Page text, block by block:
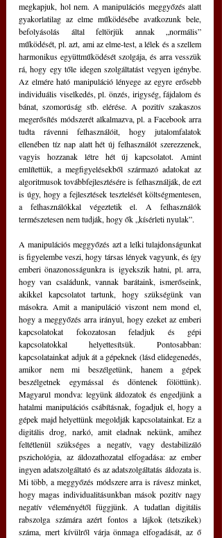
megkapjuk, hol nem. A manipulációs meggyőzés alatt
gyakorlatilag az elme működésébe avatkozunk bele,
befolyásolás által feltörjük annak „normális”
működését, pl. azt, ami az elme-test, a lélek és a szellem
harmonikus együttműködését szolgája, és arra vesszük
rá, hogy egy tőle idegen szolgáltatást vegyen igénybe.
Az elmére ható manipuláció lényege az egyre erősebb
individuális viselkedés, pl. önzés, irigység, fájdalom és
bánat, szomorúság stb. elérése. A pozitív szakaszos
megerősítés módszerét alkalmazva, pl. a Facebook arra
tudta rávenni felhasználóit, hogy jutalomfalatok
ellenében tíz nap alatt hét új felhasználót szerezzenek,
vagyis hozzanak létre hét új kapcsolatot. Amint
említettük, a megfigyelésekből származó adatokat az
algoritmusok továbbfejlesztésére is felhasználják, de ezt
is úgy, hogy a fejlesztések tesztelését költségmentesen,
a felhasználókkal végeztetik el. A felhasználók
természetesen nem tudják, hogy ők „kísérleti nyulak”.
A manipulációs meggyőzés azt a lelki tulajdonságunkat
is figyelembe veszi, hogy társas lények vagyunk, és így
emberi önazonosságunkra is igyekszik hatni, pl. arra,
hogy van családunk, vannak barátaink, ismerőseink,
akikkel kapcsolatot tartunk, hogy szükségünk van
másokra. Amit a manipuláció viszont nem mond el,
hogy a meggyőzés arra irányul, hogy ezeket az emberi
kapcsolatokat fokozatosan feladjuk és gépi
kapcsolatokkal helyettesítsük. Pontosabban:
kapcsolatainkat adjuk át a gépeknek (lásd elidegenedés,
amikor nem mi beszélgetünk, hanem a gépek
beszélgetnek egymással és döntenek fölöttünk).
Magyarul mondva: legyünk áldozatok és engedjünk a
hatalmi manipulációs csábításnak, fogadjuk el, hogy a
gépek majd helyettünk megoldják kapcsolatainkat. Ez a
digitális drog, narkó, amit eladnak nekünk, amihez
feltétlenül szükséges a negatív, vagy destabilizáló
pszichológia, az áldozathozatal elfogadása: az ember
ingyen adatszolgáltató és az adatszolgáltatás áldozata is.
Mi több, a meggyőzés módszere arra is rávesz minket,
hogy magas individualitásunkban mások pozitív nagy
negatív véleményétől függjünk. A tudatlan digitális
rabszolga számára azért fontos a lájkok (tetszikek)
száma, mert kívülről várja önmaga elfogadását, az ő